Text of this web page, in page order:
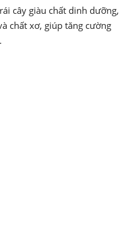
cây giàu chất dinh dưỡng,
chất xơ, giúp tăng cường